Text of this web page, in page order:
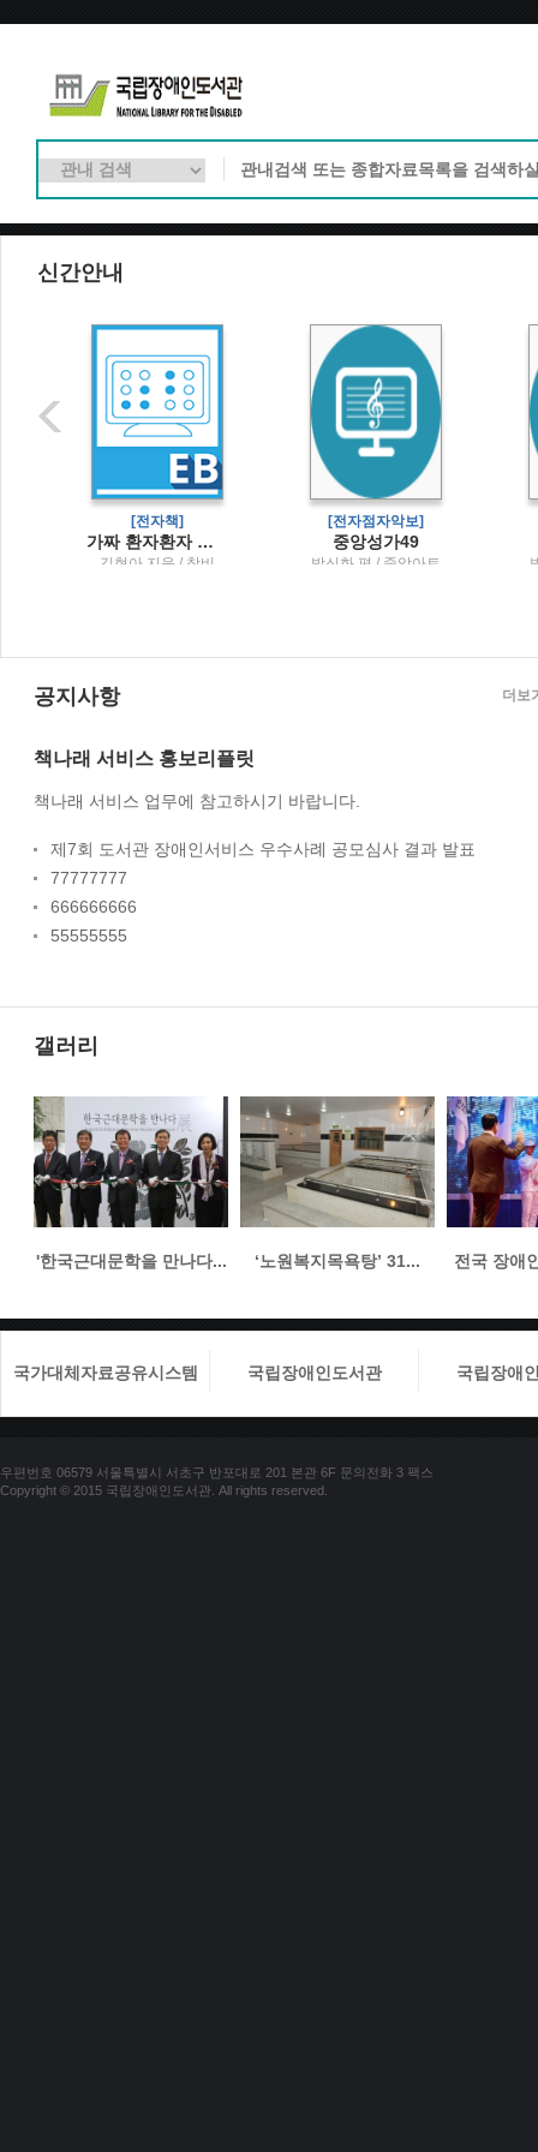
신간안내
[전자책]
가짜 환자환자 만들어내는 사회에서 지혜롭게 건강 지키는 법
김현아 지음 / 창비
[전자점자악보]
중앙성가49
박신화 편 / 중앙아트
공지사항
책나래 서비스 홍보리플릿
책나래 서비스 업무에 참고하시기 바랍니다.
제7회 도서관 장애인서비스 우수사례 공모심사 결과 발표
77777777
666666666
55555555
더보
갤러리
'한국근대문학을 만나다... ‘노원복지목욕탕’ 31... 전국 장애
국가대체자료공유시스템 국립장애인도서관 국립장애
우편번호 06579 서울특별시 서초구 반포대로 201 본관 6F 문의전화 3 팩스
Copyright © 2015 국립장애인도서관. All rights reserved.